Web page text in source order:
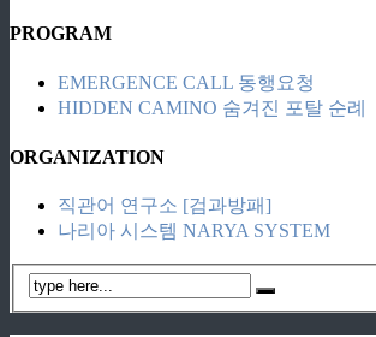
PROGRAM
EMERGENCE CALL 동행요청
HIDDEN CAMINO 숨겨진 포탈 순례
ORGANIZATION
직관어 연구소 [검과방패]
나리아 시스템 NARYA SYSTEM